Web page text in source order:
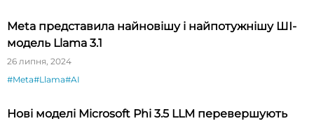
Meta представила найновішу і найпотужнішу ШІ-
модель Llama 3.1
26 липня, 2024
#Meta#Llama#AI
Нові моделі Microsoft Phi 3.5 LLM перевершують